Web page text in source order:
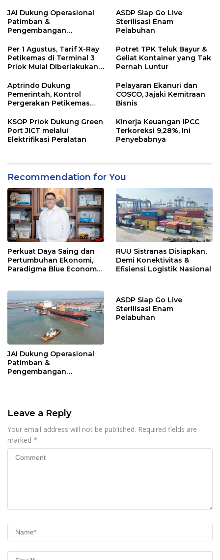
JAI Dukung Operasional
Patimban &
Pengembangan
Nasional
ASDP Siap Go Live
Sterilisasi Enam
Pelabuhan
Per 1 Agustus, Tarif X-Ray
Petikemas di Terminal 3
Priok Mulai Diberlakukan,
Potret TPK Teluk Bayur &
Geliat Kontainer yang Tak
Pernah Luntur
Aptrindo Dukung
Pemerintah, Kontrol
Pergerakan Petikemas
Dominasi Kapal Asing
Pelayaran Ekanuri dan
COSCO, Jajaki Kemitraan
Bisnis
KSOP Priok Dukung Green
Port JICT melalui
Elektrifikasi Peralatan
Kinerja Keuangan IPCC
Terkoreksi 9,28%, Ini
Penyebabnya
Recommendation for You
Perkuat Daya Saing dan
Pertumbuhan Ekonomi,
Paradigma Blue Economy
RUU Sistranas Disiapkan,
Demi Konektivitas &
Efisiensi Logistik Nasional
JAI Dukung Operasional
Patimban &
Pengembangan
ASDP Siap Go Live
Sterilisasi Enam
Pelabuhan
Leave a Reply
Your email address will not be published. Required fields are
marked *